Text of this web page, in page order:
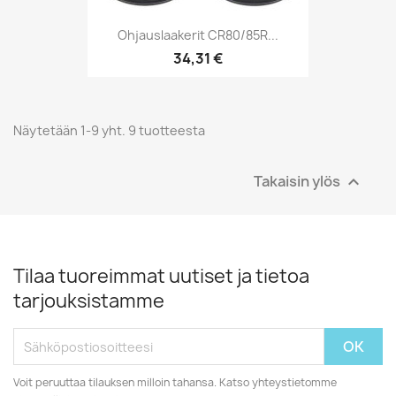
Ohjauslaakerit CR80/85R...
34,31 €
Näytetään 1-9 yht. 9 tuotteesta
Takaisin ylös 
Tilaa tuoreimmat uutiset ja tietoa
tarjouksistamme
Voit peruuttaa tilauksen milloin tahansa. Katso yhteystietomme